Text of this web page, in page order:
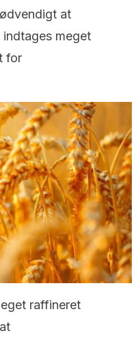
at
meget
for
raffineret